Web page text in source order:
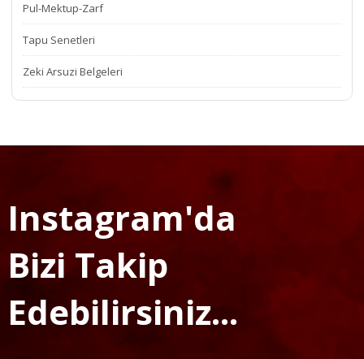
Pul-Mektup-Zarf
Tapu Senetleri
Zeki Arsuzi Belgeleri
Instagram'da
Bizi Takip
Edebilirsiniz...